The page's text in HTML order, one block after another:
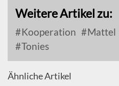
Weitere Artikel zu:
Kooperation Mattel
Tonies
Ähnliche Artikel